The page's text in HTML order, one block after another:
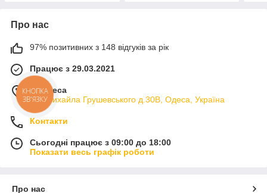
Про нас
97% позитивних з 148 відгуків за рік
Працює з 29.03.2021
м. Одеса
вул.Михайла Грушевського д.30В, Одеса, Україна
Контакти
Сьогодні працює з 09:00 до 18:00
Показати весь графік роботи
Про нас
КНОПКА
ЗВ'ЯЗКУ